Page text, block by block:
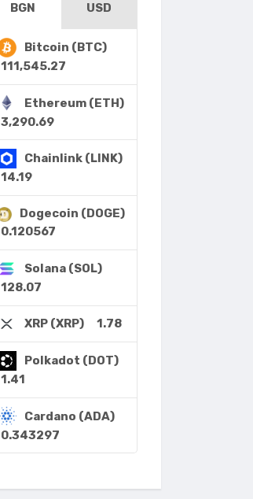
BGN USD
Bitcoin (BTC)
111,545.27
Ethereum (ETH)
3,290.69
Chainlink (LINK)
14.19
Dogecoin (DOGE)
0.120567
Solana (SOL)
128.07
XRP (XRP) 1.78
Polkadot (DOT)
1.41
Cardano (ADA)
0.343297